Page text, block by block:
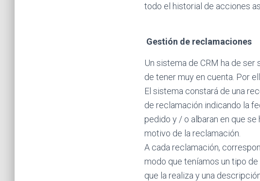
todo el historial de acciones
Gestión de reclamaciones
Un sistema de CRM ha de
de tener muy en cuenta. Por
El sistema constará de una
de reclamación indicando la
pedido y / o albaran en que
motivo de la reclamación.
A cada reclamación,
modo que teníamos un tipo
que la realiza y una